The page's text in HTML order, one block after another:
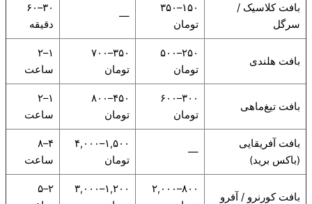
بافت کلاسیک /
سرگل
۱۵۰–۳۵۰
تومان
—
۳۰–۶۰
دقیقه
بافت هلندی
۲۵۰–۵۰۰
تومان
۳۵۰–۷۰۰
تومان
۱–۲
ساعت
بافت تیغ‌ماهی
۳۰۰–۶۰۰
تومان
۴۵۰–۸۰۰
تومان
۱–۲
ساعت
بافت آفریقایی
(باکس برید)
—
۱,۵۰۰–۴,۰۰۰
تومان
۴–۸
ساعت
بافت کورنرو / آفرو
۸۰۰–۲,۰۰۰
۱,۲۰۰–۳,۰۰۰
۲–۵